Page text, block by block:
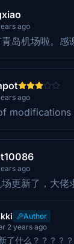
ago
岛机场啦。感
ago
modifications
ago
更新了，大佬
Author
2 years ago
了什么？？？？？